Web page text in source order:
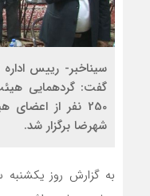
سیناخبر- رییس
گفت: گردهمایی
250 نفر از
شهرضا برگزار شد.
به گزارش روز